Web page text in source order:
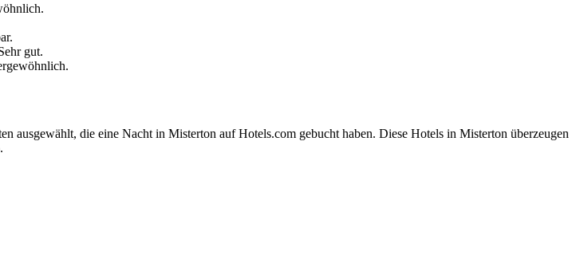
gut.
ausgewählt, die eine Nacht in Misterton auf Hotels.com gebucht haben. Diese Hotels in Misterton überzeugen
.